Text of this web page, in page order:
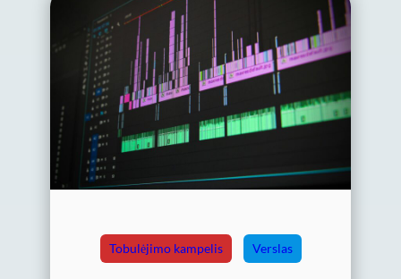
Tobulėjimo kampelis Verslas